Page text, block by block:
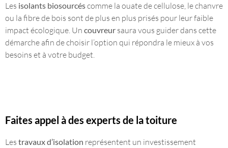
Les isolants biosourcéscomme la ouate de cellulose, le chanvre
ou la fibre de bois sont de plus en plus prisés pour leur faible
impact écologique. Un couvreur saura vous guider dans cette
démarche afin de choisir l’option qui répondra le mieux à vos
besoins et à votre budget.
Faites appel à des experts de la toiture
Les travaux d’isolation représentent un investissement